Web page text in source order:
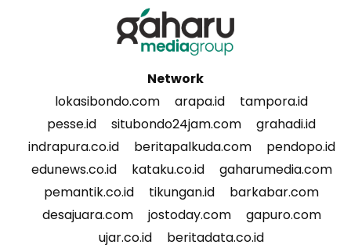
Network
lokasibondo.com
arapa.id
tampora.id
pesse.id
situbondo24jam.com
grahadi.id
indrapura.co.id
beritapalkuda.com
pendopo.id
edunews.co.id
kataku.co.id
gaharumedia.com
pemantik.co.id
tikungan.id
barkabar.com
desajuara.com
jostoday.com
gapuro.com
ujar.co.id
beritadata.co.id